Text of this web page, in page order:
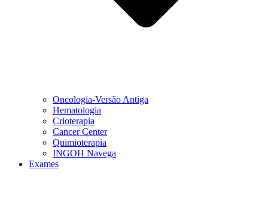
Oncologia-Versão Antiga
Hematologia
Crioterapia
Cancer Center
Quimioterapia
INGOH Navega
Exames